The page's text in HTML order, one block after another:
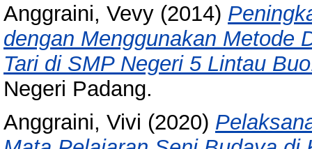
Anggraini, Vevy (2014)
dengan Menggunakan Metode
Tari di SMP Negeri 5 Lintau
Negeri Padang.
Anggraini, Vivi (2020)